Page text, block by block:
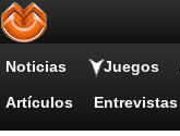
Noticias Juegos
Artículos Entrevistas